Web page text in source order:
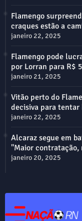
Flamengo
craques estão a
janeiro 22, 2025
Flamengo pode
por Lorran para R$
janeiro 21, 2025
Vitão perto do
decisiva para
janeiro 22, 2025
Alcaraz segue em
"Maior contratação,
janeiro 20, 2025